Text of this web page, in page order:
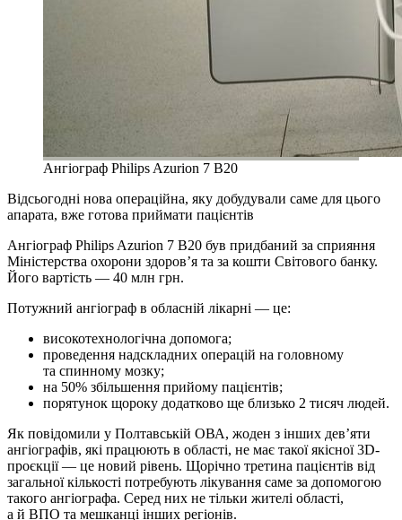
Ангіограф Philips Azurion 7 B20
Відсьогодні нова операційна, яку добудували саме для цього
апарата, вже готова приймати пацієнтів
Ангіограф Philips Azurion 7 B20 був придбаний за сприяння
Міністерства охорони здоров’я та за кошти Світового банку.
Його вартість — 40 млн грн.
Потужний ангіограф в обласній лікарні — це:
високотехнологічна допомога;
проведення надскладних операцій на головному
та спинному мозку;
на 50% збільшення прийому пацієнтів;
порятунок щороку додатково ще близько 2 тисяч людей.
Як повідомили у Полтавській ОВА, жоден з інших дев’яти
ангіографів, які працюють в області, не має такої якісної 3D-
проєкції — це новий рівень. Щорічно третина пацієнтів від
загальної кількості потребують лікування саме за допомогою
такого ангіографа. Серед них не тільки жителі області,
а й ВПО та мешканці інших регіонів.